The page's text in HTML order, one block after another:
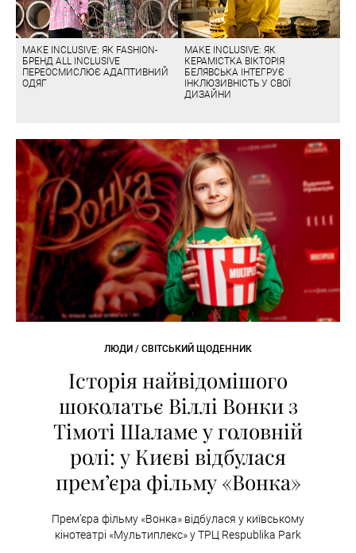
MAKE INCLUSIVE: ЯК FASHION-
БРЕНД ALL INCLUSIVE
ПЕРЕОСМИСЛЮЄ АДАПТИВНИЙ
ОДЯГ
MAKE INCLUSIVE: ЯК
КЕРАМІСТКА ВІКТОРІЯ
БЕЛЯВСЬКА ІНТЕГРУЄ
ІНКЛЮЗИВНІСТЬ У СВОЇ
ДИЗАЙНИ
ЛЮДИ / СВІТСЬКИЙ ЩОДЕННИК
Історія найвідомішого
шоколатьє Віллі Вонки з
Тімоті Шаламе у головній
ролі: у Києві відбулася
премʼєра фільму «Вонка»
Премʼєра фільму «Вонка» відбулася у київському
кінотеатрі «Мультиплекс» у ТРЦ Respublika Park